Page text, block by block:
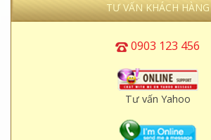
TƯ VẤN KHÁCH HÀNG
0903 123 456
Tư vấn Yahoo